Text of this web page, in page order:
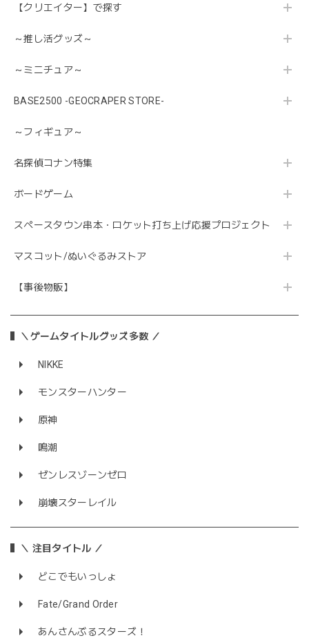
【クリエイター】で探す
～推し活グッズ～
～ミニチュア～
BASE2500 -GEOCRAPER STORE-
～フィギュア～
名探偵コナン特集
ボードゲーム
スペースタウン串本・ロケット打ち上げ応援プロジェクト
マスコット/ぬいぐるみストア
【事後物販】
＼ゲームタイトルグッズ多数 ／
NIKKE
モンスターハンター
原神
鳴潮
ゼンレスゾーンゼロ
崩壊スターレイル
＼ 注目タイトル ／
どこでもいっしょ
Fate/Grand Order
あんさんぶるスターズ！